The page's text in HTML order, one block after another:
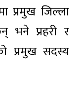
प्रमुख जिल्ला
भने प्रहरी र
प्रमुख सदस्य